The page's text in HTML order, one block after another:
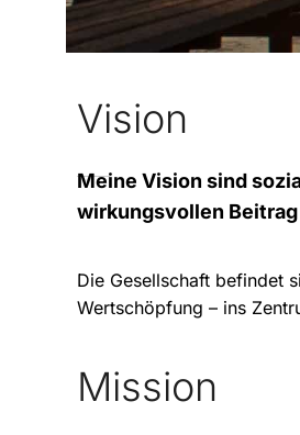
Vision
Meine Vision sind
wirkungsvollen
Die Gesellschaft befindet
Wertschöpfung – ins
Mission